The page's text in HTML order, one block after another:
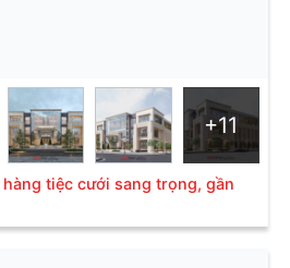
+11
tiệc cưới sang trọng, gần